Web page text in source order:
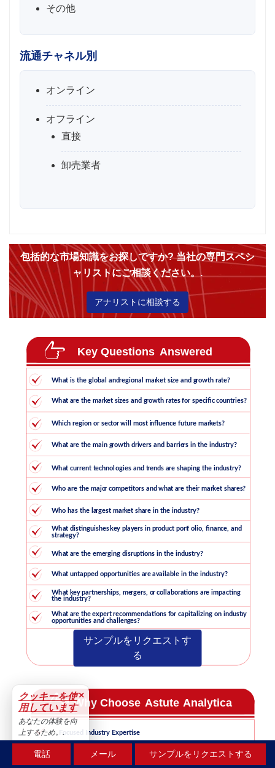
その他
流通チャネル別
オンライン
オフライン
直接
卸売業者
包括的な市場知識をお探しですか? 当社の専門スペシ
ャリストにご相談ください。.
アナリストに相談する
サンプルをリクエストす
る
電話 メール サンプルをリクエストする
クッキーを使
用しています
×
あなたの体験を向
上するため。.
受け入れる